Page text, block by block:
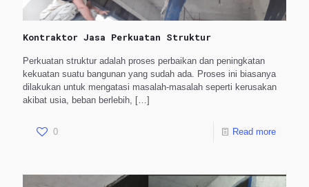
Kontraktor Jasa Perkuatan Struktur
Perkuatan struktur adalah proses perbaikan dan peningkatan
kekuatan suatu bangunan yang sudah ada. Proses ini biasanya
dilakukan untuk mengatasi masalah-masalah seperti kerusakan
akibat usia, beban berlebih, […]
0 Read more